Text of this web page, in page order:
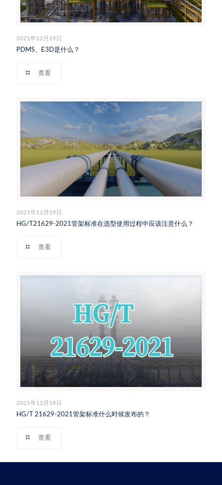
2021年12月19日
PDMS、E3D是什么？
查看
2021年12月19日
HG/T21629-2021管架标准在选型使用过程中应该注意什么？
查看
2021年12月19日
HG/T 21629-2021管架标准什么时候发布的？
查看